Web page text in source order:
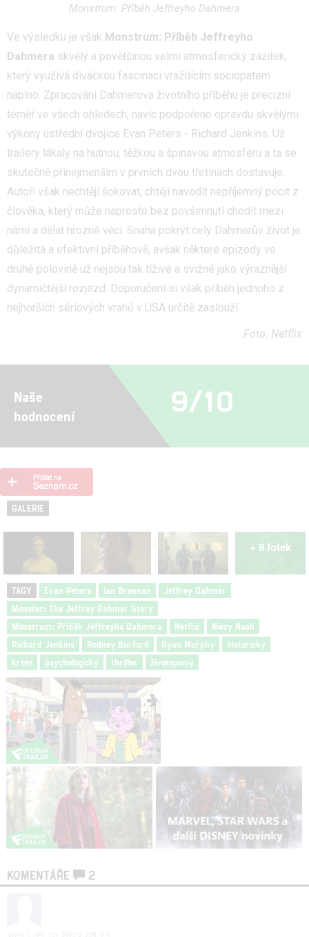
Monstrum: Příběh Jeffreyho Dahmera
Ve výsledku je však Monstrum: Příběh Jeffreyho
Dahmera skvělý a povětšinou velmi atmosferický zážitek,
který využívá diváckou fascinaci vraždícím sociopatem
naplno. Zpracování Dahmerova životního příběhu je precizní
téměř ve všech ohledech, navíc podpořeno opravdu skvělými
výkony ústřední dvojice Evan Peters - Richard Jenkins. Už
trailery lákaly na hutnou, těžkou a špinavou atmosféru a ta se
skutečně přinejmenším v prvních dvou třetinách dostavuje.
Autoři však nechtějí šokovat, chtějí navodit nepříjemný pocit z
člověka, který může naprosto bez povšimnutí chodit mezi
námi a dělat hrozné věci. Snaha pokrýt celý Dahmerův život je
důležitá a efektivní příběhově, avšak některé epizody ve
druhé polovině už nejsou tak tíživé a svižné jako výraznější
dynamičtější rozjezd. Doporučení si však příběh jednoho z
nejhorších sériových vrahů v USA určitě zaslouží.
Foto: Netflix
Naše
hodnocení
9/10
GALERIE
+ 8 fotek
TAGY Evan Peters Ian Brennan
Jeffrey Dahmer
Monster: The Jeffrey Dahmer Story
Monstrum: Příběh Jeffreyho Dahmera
Netflix
Niecy Nash
Richard Jenkins
Rodney Burford Ryan Murphy
historický
krimi
psychologický thriller životopisný
KOMENTÁŘE 2